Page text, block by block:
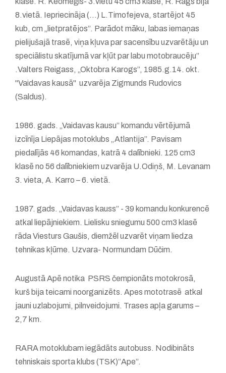
8.vietā. Iepriecināja (...) L.Timofejeva, startējot 45
kub, cm „lietpratējos”. Parādot māku, labas iemaņas
pielijušajā trasē, viņa kļuva par sacensību uzvarētāju un
speciālistu skatījumā var kļūt par labu motobraucēju”
.Valters Reigass, „Oktobra Karogs”, 1985.g.14. okt.
"Vaidavas kausā" uzvarēja Zigmunds Rudovics
(Saldus).
1986. gads. „Vaidavas kausu” komandu vērtējumā
izcīnīja Liepājas motoklubs „Atlantija”. Pavisam
piedalījās 46 komandas, katrā 4 dalībnieki. 125 cm3
klasē no 56 dalībniekiem uzvarēja U.Odiņš, M. Levanam
3. vieta, A. Karro – 6. vietā.
1987. gads. „Vaidavas kauss” - 39 komandu konkurencē
atkal liepājniekiem. Lielisku sniegumu 500 cm3 klasē
rāda Viesturs Gaušis, diemžēl uzvarēt viņam liedza
tehnikas kļūme. Uzvara- Normundam Dūčim.
Augustā Apē notika PSRS čempionāts motokrosā,
kurš bija teicami noorganizēts. Apes mototrasē atkal
jauni uzlabojumi, pilnveidojumi. Trases apļa garums –
2,7 km.
RARA motoklubam iegādāts autobuss. Nodibināts
tehniskais sporta klubs (TSK)”Ape”.